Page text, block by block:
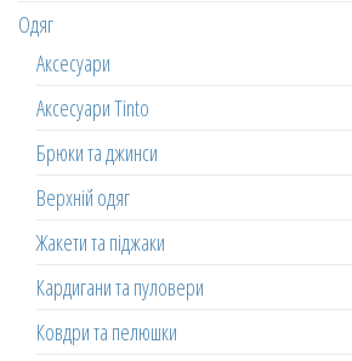
Одяг
Аксесуари
Аксесуари Tinto
Брюки та джинси
Верхній одяг
Жакети та піджаки
Кардигани та пуловери
Ковдри та пелюшки